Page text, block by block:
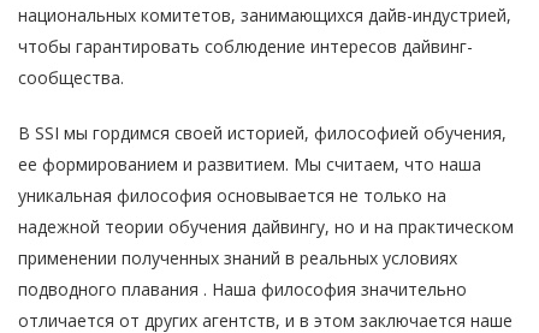
национальных комитетов, занимающихся дайв-индустрией,
чтобы гарантировать соблюдение интересов дайвинг-
сообщества.
В SSI мы гордимся своей историей, философией обучения,
ее формированием и развитием. Мы считаем, что наша
уникальная философия основывается не только на
надежной теории обучения дайвингу, но и на практическом
применении полученных знаний в реальных условиях
подводного плавания . Наша философия значительно
отличается от других агентств, и в этом заключается наше